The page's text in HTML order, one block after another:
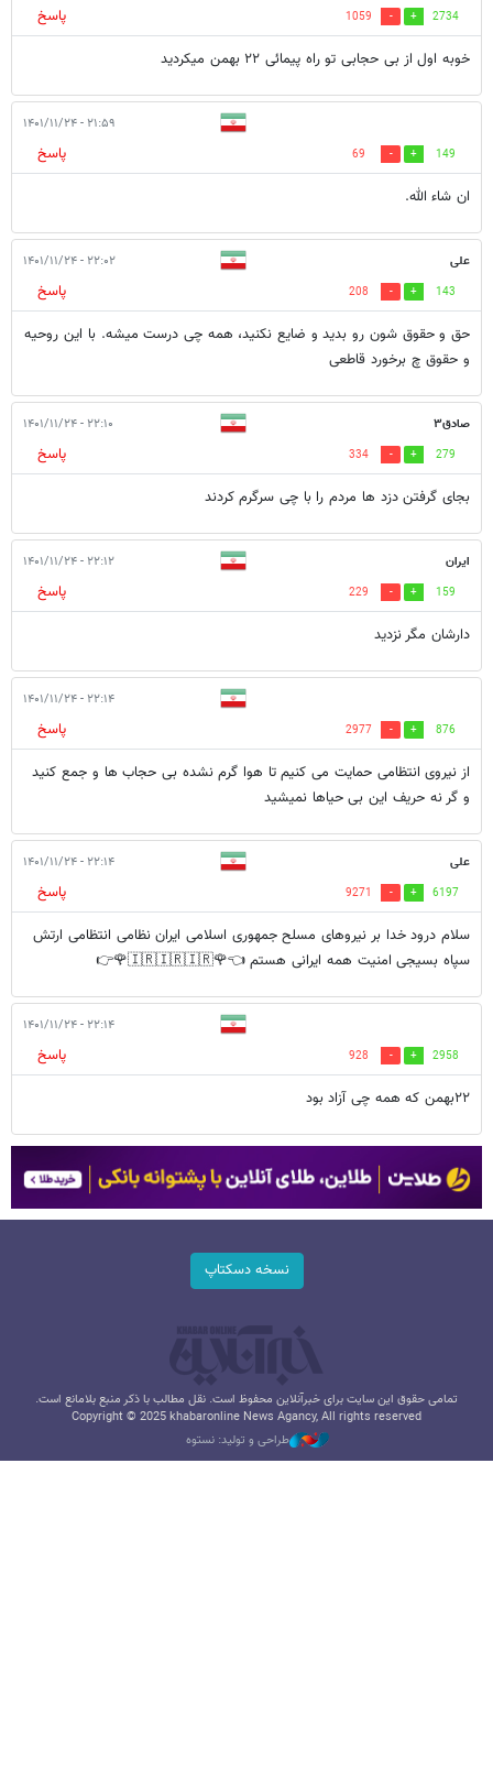
2734
1059
پاسخ
خوبه اول از بی حجابی تو راه پیمائی ۲۲ بهمن میکردید
۲۱:۵۹ - ۱۴۰۱/۱۱/۲۴
149
69
پاسخ
ان شاء الله.
علی ۲۲:۰۲ - ۱۴۰۱/۱۱/۲۴
143
208
پاسخ
حق و حقوق شون رو بدید و ضایع نکنید، همه چی درست میشه. با این روحیه
و حقوق چ برخورد قاطعی
صادق۳ ۲۲:۱۰ - ۱۴۰۱/۱۱/۲۴
279
334
پاسخ
بجای گرفتن دزد ها مردم را با چی سرگرم کردند
ایران ۲۲:۱۲ - ۱۴۰۱/۱۱/۲۴
159
229
پاسخ
دارشان مگر نزدید
۲۲:۱۴ - ۱۴۰۱/۱۱/۲۴
876
2977
پاسخ
از نیروی انتظامی حمایت می کنیم تا هوا گرم نشده بی حجاب ها و جمع کنید
و گر نه حریف این بی حیاها نمیشید
علی ۲۲:۱۴ - ۱۴۰۱/۱۱/۲۴
6197
9271
پاسخ
سلام درود خدا بر نیروهای مسلح جمهوری اسلامی ایران نظامی انتظامی ارتش
سپاه بسیجی امنیت همه ایرانی هستم 👈🌹🇮🇷🇮🇷🇮🇷🌹👉
۲۲:۱۴ - ۱۴۰۱/۱۱/۲۴
2958
928
پاسخ
۲۲بهمن که همه چی آزاد بود
نسخه دسکتاپ
تمامی حقوق این سایت برای خبرآنلاین محفوظ است. نقل مطالب با ذکر منبع بلامانع است.
Copyright © 2025 khabaronline News Agancy, All rights reserved
طراحی و تولید: نستوه